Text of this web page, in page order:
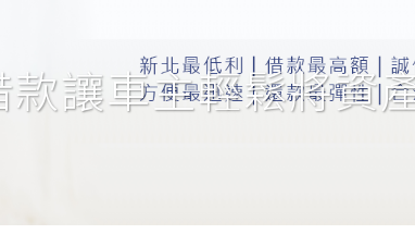
讓車主輕鬆將資